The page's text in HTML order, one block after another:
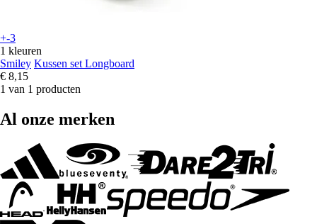
+-3
1 kleuren
Smiley Kussen set Longboard
€ 8,15
1 van 1 producten
Al onze merken